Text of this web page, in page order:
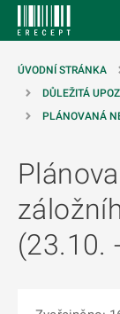
ÚVODNÍ STRÁNKA
DŮLEŽITÁ
PLÁNOVANÁ
(23.10.